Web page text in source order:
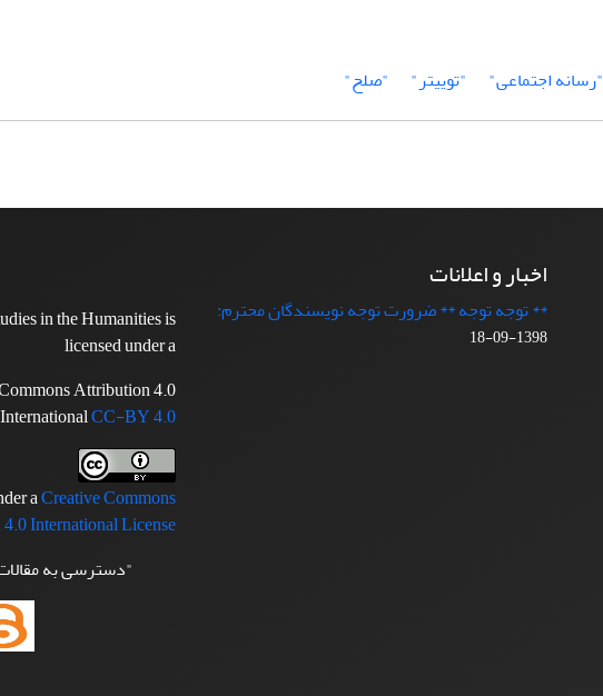
"رسانه اجتماعی" "توییتر" "صلح"
اخبار و اعلانات
** توجه توجه ** ضرورت توجه نویسندگان محترم:
1398-09-18
in the Humanities is
licensed under a
Attribution 4.0
InternationalCC-BY 4.0
aCreative Commons
International License
"دسترسی به